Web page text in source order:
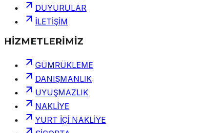
DUYURULAR
İLETİŞİM
HİZMETLERİMİZ
GÜMRÜKLEME
DANIŞMANLIK
UYUŞMAZLIK
NAKLİYE
YURT İÇİ NAKLİYE